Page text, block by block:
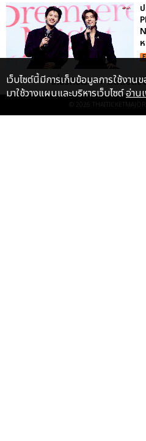
เกี่ยวกับเรา ติดต่อลง
© 2026 THAITICKETMAJOR
เว็บไซต์นี้มีการเก็บข้อมูลการใช้งา
มาใช้วางแผนและบริหารเว็บไซต์อ่าน